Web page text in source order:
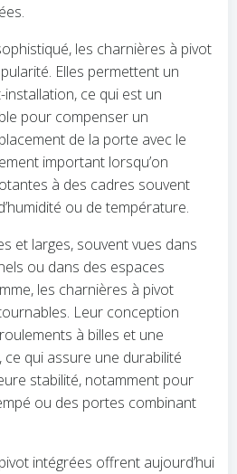
les charnières à pivot
Elles permettent un
ce qui est un
pour compenser un
de la porte avec le
important lorsqu’on
à des cadres souvent
ou de température.
et larges, souvent vues dans
ou dans des espaces
les charnières à pivot
Leur conception
à billes et une
qui assure une durabilité
stabilité, notamment pour
ou des portes combinant
intégrées offrent aujourd’hui